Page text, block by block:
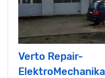
Verto Repair-
ElektroMechanika